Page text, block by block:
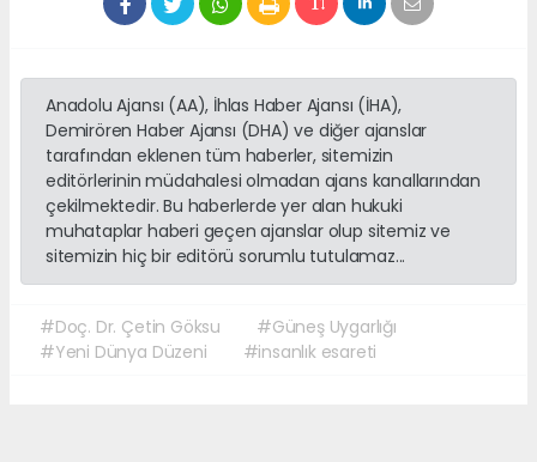
Anadolu Ajansı (AA), İhlas Haber Ajansı (İHA),
Demirören Haber Ajansı (DHA) ve diğer ajanslar
tarafından eklenen tüm haberler, sitemizin
editörlerinin müdahalesi olmadan ajans kanallarından
çekilmektedir. Bu haberlerde yer alan hukuki
muhataplar haberi geçen ajanslar olup sitemiz ve
sitemizin hiç bir editörü sorumlu tutulamaz...
#Doç. Dr. Çetin Göksu
#Güneş Uygarlığı
#Yeni Dünya Düzeni
#insanlık esareti